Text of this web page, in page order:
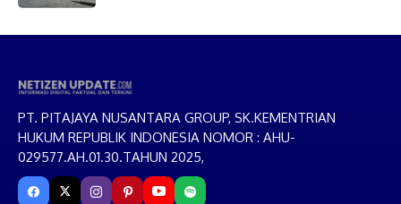
PT. PITAJAYA NUSANTARA GROUP, SK.KEMENTRIAN
HUKUM REPUBLIK INDONESIA NOMOR : AHU-
029577.AH.01.30.TAHUN 2025,